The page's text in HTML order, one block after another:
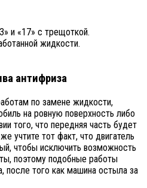
и «17» с трещоткой.
жидкости.
антифриза
по замене жидкости,
на ровную поверхность либо
того, что передняя часть будет
учтите тот факт, что двигатель
чтобы исключить возможность
поэтому подобные работы
после того как машина остыла за